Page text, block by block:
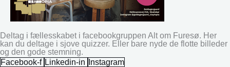
Deltag i fællesskabet i facebookgruppen Alt om Furesø. Her
kan du deltage i sjove quizzer. Eller bare nyde de flotte billeder
og den gode stemning.
Facebook-f Linkedin-in
Instagram